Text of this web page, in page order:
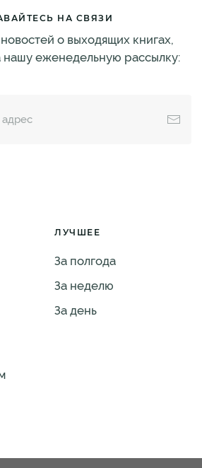
НА СВЯЗИ
о выходящих книгах,
нашу еженедельную рассылку:
ЛУЧШЕЕ
За полгода
За неделю
За день